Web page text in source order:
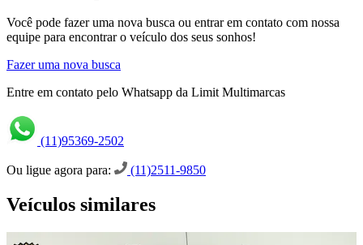
Você pode fazer uma nova busca ou entrar em contato com nossa
equipe para encontrar o veículo dos seus sonhos!
Fazer uma nova busca
Entre em contato pelo Whatsapp da Limit Multimarcas
(11)95369-2502
Ou ligue agora para: (11)2511-9850
Veículos similares